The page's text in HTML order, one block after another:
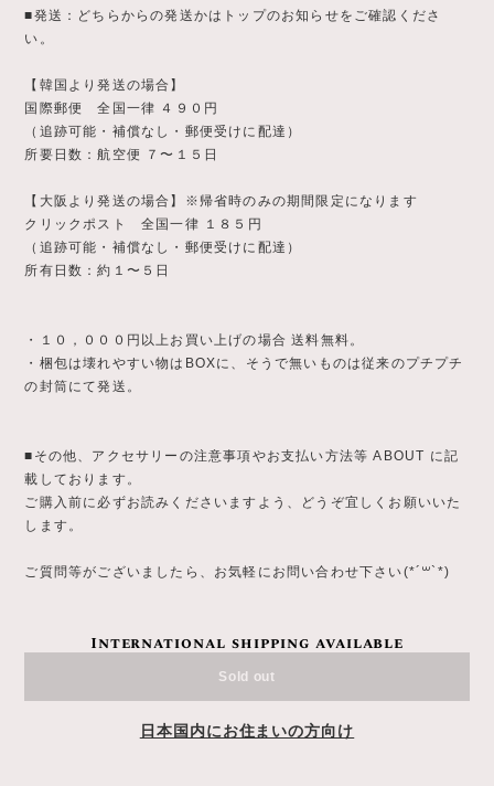
■発送：どちらからの発送かはトップのお知らせをご確認くださ
い。
【韓国より発送の場合】
国際郵便 全国一律 ４９０円
（追跡可能・補償なし・郵便受けに配達）
所要日数：航空便 ７〜１５日
【大阪より発送の場合】※帰省時のみの期間限定になります
クリックポスト 全国一律 １８５円
（追跡可能・補償なし・郵便受けに配達）
所有日数：約１〜５日
・１０，０００円以上お買い上げの場合 送料無料。
・梱包は壊れやすい物はBOXに、そうで無いものは従来のプチプチ
の封筒にて発送。
■その他、アクセサリーの注意事項やお支払い方法等 ABOUT に記
載しております。
ご購入前に必ずお読みくださいますよう、どうぞ宜しくお願いいた
します。
ご質問等がございましたら、お気軽にお問い合わせ下さい(*´꒳`*)
International shipping available
Sold out
日本国内にお住まいの方向け